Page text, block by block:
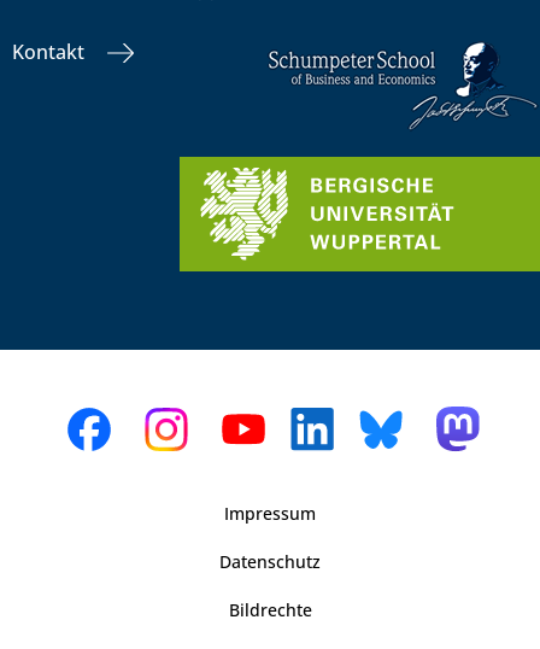
Kontakt
Impressum
Datenschutz
Bildrechte